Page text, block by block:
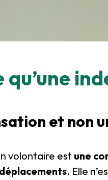
qu’une
et non
volontaire est une
. Elle